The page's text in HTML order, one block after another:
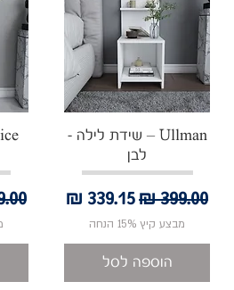
תצוגה מהירה
Ullman – שידת לילה -
לבן
מחיר רגילמחיר מבצע
מבצע קיץ 15% הנחה
הוספה לסל
‏349.00 ‏₪